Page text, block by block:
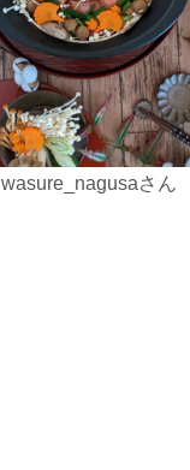
wasure_nagusaさん